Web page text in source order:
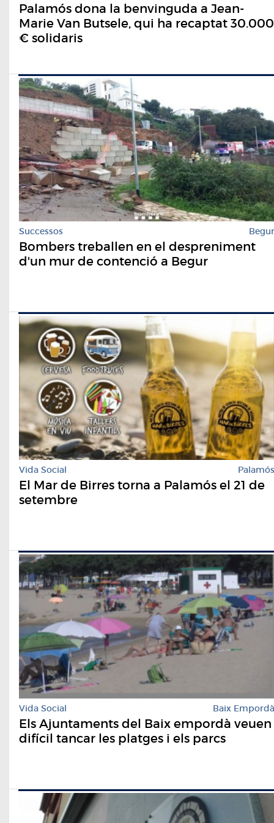
Palamós dona la benvinguda a Jean-
Marie Van Butsele, qui ha recaptat 30.000
€ solidaris
Successos Begur
Bombers treballen en el despreniment
d'un mur de contenció a Begur
Vida Social Palamós
El Mar de Birres torna a Palamós el 21 de
setembre
Vida Social Baix Empordà
Els Ajuntaments del Baix empordà veuen
difícil tancar les platges i els parcs